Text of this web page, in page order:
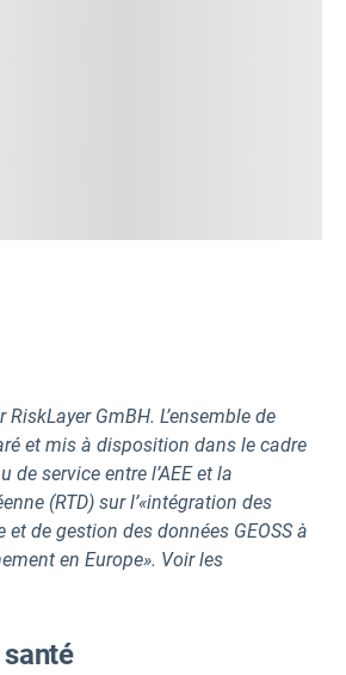
RiskLayer GmBH. L’ensemble de
et mis à disposition dans le cadre
de service entre l’AEE et la
(RTD) sur l’«intégration des
de gestion des données GEOSS à
en Europe». Voir les